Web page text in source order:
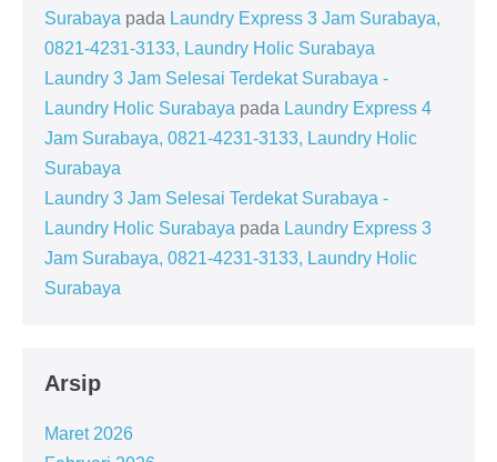
Surabaya pada Laundry Express 3 Jam Surabaya,
0821-4231-3133, Laundry Holic Surabaya
Laundry 3 Jam Selesai Terdekat Surabaya -
Laundry Holic Surabaya pada Laundry Express 4
Jam Surabaya, 0821-4231-3133, Laundry Holic
Surabaya
Laundry 3 Jam Selesai Terdekat Surabaya -
Laundry Holic Surabaya pada Laundry Express 3
Jam Surabaya, 0821-4231-3133, Laundry Holic
Surabaya
Arsip
Maret 2026